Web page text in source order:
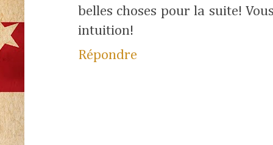
belles choses pour la suite!
intuition!
Répondre